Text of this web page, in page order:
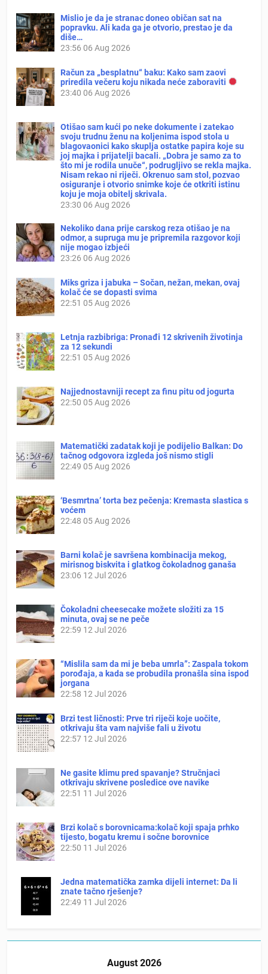
Mislio je da je stranac doneo običan sat na
popravku. Ali kada ga je otvorio, prestao je da
diše…
23:56 06 Aug 2026
Račun za „besplatnu“ baku: Kako sam zaovi
priredila večeru koju nikada neće zaboraviti
23:40 06 Aug 2026
Otišao sam kući po neke dokumente i zatekao
svoju trudnu ženu na koljenima ispod stola u
blagovaonici kako skuplja ostatke papira koje su
joj majka i prijatelji bacali. „Dobra je samo za to
što mi je rodila unuče“, podrugljivo se rekla majka.
Nisam rekao ni riječi. Okrenuo sam stol, pozvao
osiguranje i otvorio snimke koje će otkriti istinu
koju je moja obitelj skrivala.
23:30 06 Aug 2026
Nekoliko dana prije carskog reza otišao je na
odmor, a supruga mu je pripremila razgovor koji
nije mogao izbjeći
23:26 06 Aug 2026
Miks griza i jabuka – Sočan, nežan, mekan, ovaj
kolač će se dopasti svima
22:51 05 Aug 2026
Letnja razbibriga: Pronađi 12 skrivenih životinja
za 12 sekundi
22:51 05 Aug 2026
Najjednostavniji recept za finu pitu od jogurta
22:50 05 Aug 2026
Matematički zadatak koji je podijelio Balkan: Do
tačnog odgovora izgleda još nismo stigli
22:49 05 Aug 2026
‘Besmrtna’ torta bez pečenja: Kremasta slastica s
voćem
22:48 05 Aug 2026
Barni kolač je savršena kombinacija mekog,
mirisnog biskvita i glatkog čokoladnog ganaša
23:06 12 Jul 2026
Čokoladni cheesecake možete složiti za 15
minuta, ovaj se ne peče
22:59 12 Jul 2026
“Mislila sam da mi je beba umrla”: Zaspala tokom
porođaja, a kada se probudila pronašla sina ispod
jorgana
22:58 12 Jul 2026
Brzi test ličnosti: Prve tri riječi koje uočite,
otkrivaju šta vam najviše fali u životu
22:57 12 Jul 2026
Ne gasite klimu pred spavanje? Stručnjaci
otkrivaju skrivene posledice ove navike
22:51 11 Jul 2026
Brzi kolač s borovnicama:kolač koji spaja prhko
tijesto, bogatu kremu i sočne borovnice
22:50 11 Jul 2026
Jedna matematička zamka dijeli internet: Da li
znate tačno rješenje?
22:49 11 Jul 2026
August 2026